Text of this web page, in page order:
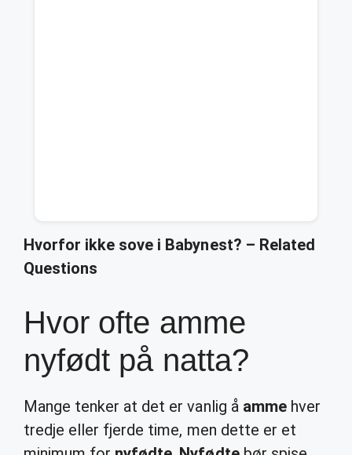
Hvorfor ikke sove i Babynest? – Related
Questions
Hvor ofte amme
nyfødt på natta?
Mange tenker at det er vanlig å ammehver
tredje eller fjerde time, men dette er et